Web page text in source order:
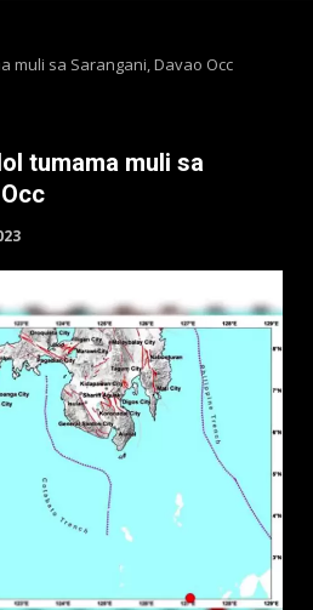
muli sa Sarangani, Davao Occ
tumama muli sa